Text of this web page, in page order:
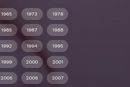
1965 1973 1976
1985 1987 1988
1992 1994 1995
1999 2000 2001
2005 2006 2007